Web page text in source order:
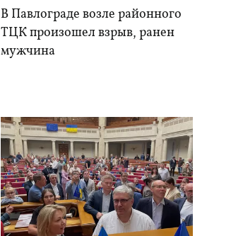
В Павлограде возле районного
ТЦК произошел взрыв, ранен
мужчина